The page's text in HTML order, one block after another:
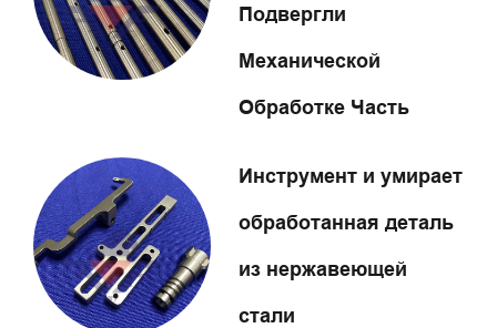
Подвергли
Механической
Обработке Часть
Инструмент и умирает
обработанная деталь
из нержавеющей
стали